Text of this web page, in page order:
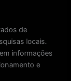
de
locais.
informações
e